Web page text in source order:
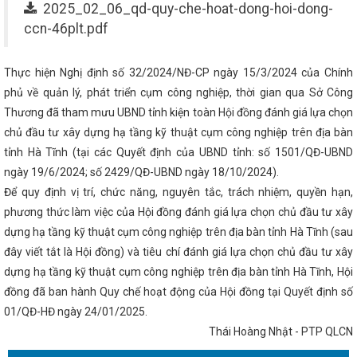
GIA VỀ SẢN XUẤT VÀ TIÊU DÙNG BỀN VỮNG GIAI ĐOẠN 2026 -
“Tiết kiệm điện thành thói quen”
13 của Tổng Bí thư Tô Lâm
Thủ tướng Phạm Minh Chính kết
Nhà nước đến Ấn Độ
Sáng nay Quốc hội chốt mô hình chính
Vingroup thành lập công ty sản xuất thép VinMetal tại Hà
Ông Dương Tất Thắng được bầu giữ chức Phó Chủ tịch UBND tỉnh
Trung ương 13
Đại hội điểm Công đoàn Công ty cổ phần Phát
và Thương mại Hà Tĩnh
Khai mạc Hội chợ Quốc tế Hàng lang
2024
Phiên họp thường kỳ UBND tỉnh tháng 9/2025
Khánh
Tĩnh công suất 100 triệu lít/năm
Hà Tĩnh tham gia trưng bày,
chợ quốc tế Thương mại, Du lịch và Đầu tư Hành lang kinh tế Đông
Hội đàm giữa Bộ trưởng Nguyễn Hồng Diên và đồng chí Trần
Choang Quảng Tây, Trung Quốc
Chủ tịch Quốc hội Vương
tế Vũng Áng
Ban Chấp hành Đảng bộ tỉnh Hà Tĩnh công bố
2026
Hà Tĩnh thông báo điều chỉnh thời gian đại hội Đảng
về áp dụng, sử dụng văn bản, giấy tờ đã được ban hành trước khi
tỉnh tổ chức Hội thi Dân vận khéo năm 2024
Costa Rica
Việt Nam là quốc gia có nền kinh tế thị trường
Sở Thông tin
năm một chặng đường
chất lượng công tác tham mưu, phục vụ của văn phòng cấp ủy
2025_02_06_qd-quy-che-hoat-dong-hoi-dong-
ccn-46plt.pdf
Thực hiện Nghị định số 32/2024/NĐ-CP ngày 15/3/2024 của Chính
phủ về quản lý, phát triển cụm công nghiệp, thời gian qua Sở Công
Thương đã tham mưu UBND tỉnh kiện toàn Hội đồng đánh giá lựa chọn
chủ đầu tư xây dựng hạ tầng kỹ thuật cụm công nghiệp trên địa bàn
tỉnh Hà Tĩnh (tại các Quyết định của UBND tỉnh: số 1501/QĐ-UBND
ngày 19/6/2024; số 2429/QĐ-UBND ngày 18/10/2024).
Để quy định vị trí, chức năng, nguyên tắc, trách nhiệm, quyền hạn,
phương thức làm việc của Hội đồng đánh giá lựa chọn chủ đầu tư xây
dựng hạ tầng kỹ thuật cụm công nghiệp trên địa bàn tỉnh Hà Tĩnh (sau
đây viết tắt là Hội đồng) và tiêu chí đánh giá lựa chọn chủ đầu tư xây
dựng hạ tầng kỹ thuật cụm công nghiệp trên địa bàn tỉnh Hà Tĩnh, Hội
đồng đã ban hành Quy chế hoạt động của Hội đồng tại Quyết định số
01/QĐ-HĐ ngày 24/01/2025.
Thái Hoàng Nhật - PTP QLCN